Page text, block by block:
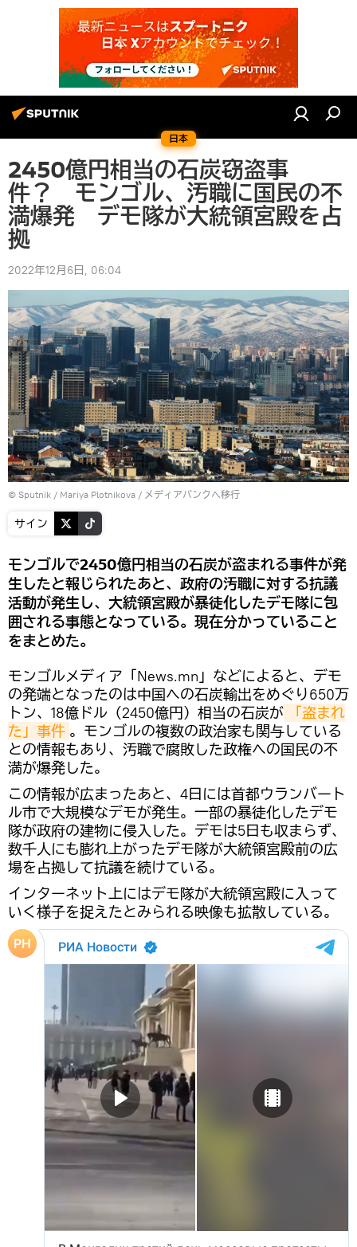
日本
2450億円相当の石炭窃盗事
件？ モンゴル、汚職に国民の不
満爆発 デモ隊が大統領宮殿を占
拠
2022年12月6日, 06:04
© Sputnik / Mariya Plotnikova / メディアバンクへ移行
サイン
モンゴルで2450億円相当の石炭が盗まれる事件が発
生したと報じられたあと、政府の汚職に対する抗議
活動が発生し、大統領宮殿が暴徒化したデモ隊に包
囲される事態となっている。現在分かっていること
をまとめた。
モンゴルメディア「News.mn」などによると、デモ
の発端となったのは中国への石炭輸出をめぐり650万
トン、18億ドル（2450億円）相当の石炭が
「盗まれ
た」事件 。モンゴルの複数の政治家も関与している
との情報もあり、汚職で腐敗した政権への国民の不
満が爆発した。
この情報が広まったあと、4日には首都ウランバート
ル市で大規模なデモが発生。一部の暴徒化したデモ
隊が政府の建物に侵入した。デモは5日も収まらず、
数千人にも膨れ上がったデモ隊が大統領宮殿前の広
場を占拠して抗議を続けている。
インターネット上にはデモ隊が大統領宮殿に入って
いく様子を捉えたとみられる映像も拡散している。